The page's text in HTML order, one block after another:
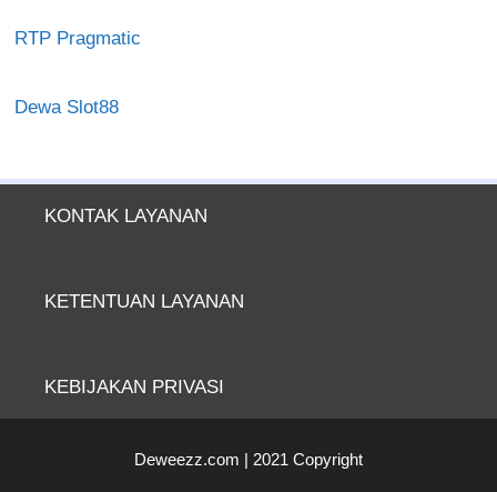
RTP Pragmatic
Dewa Slot88
KONTAK LAYANAN
KETENTUAN LAYANAN
KEBIJAKAN PRIVASI
Deweezz.com | 2021 Copyright